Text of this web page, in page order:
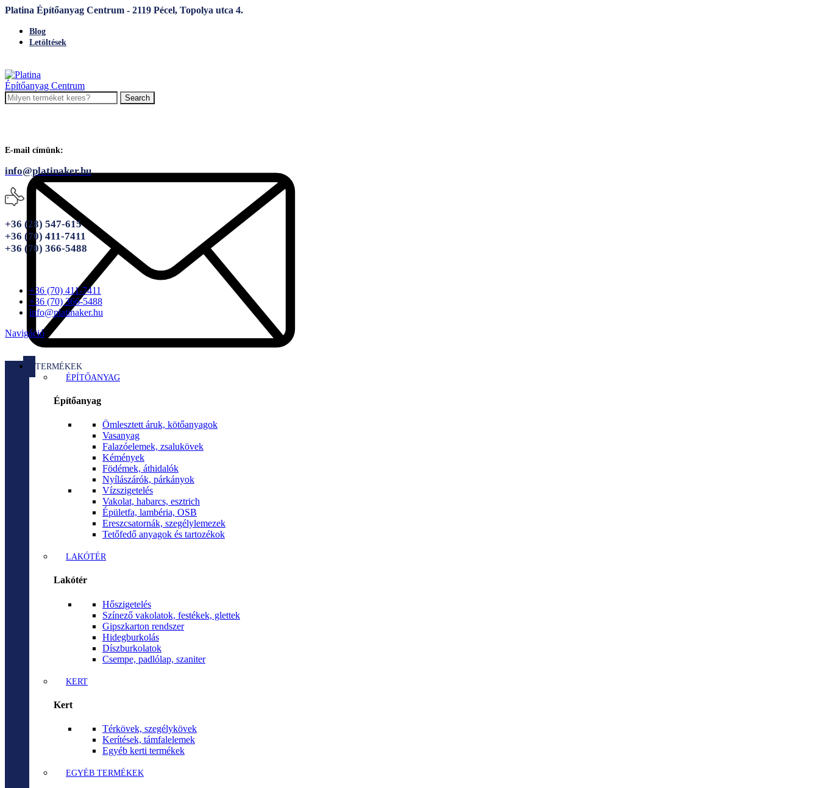
Platina Építőanyag Centrum - 2119 Pécel, Topolya utca 4.
Blog
Letöltések
Search
E-mail címünk:
info@platinaker.hu
+36 (28) 547-615
+36 (70) 411-7411
+36 (70) 366-5488
+36 (70) 411-7411
+36 (70) 366-5488
info@platinaker.hu
Navigáció
TERMÉKEK
ÉPÍTŐANYAG
Építőanyag
Ömlesztett áruk, kötőanyagok
Vasanyag
Falazóelemek, zsalukövek
Kémények
Födémek, áthidalók
Nyílászárók, párkányok
Vízszigetelés
Vakolat, habarcs, esztrich
Épületfa, lambéria, OSB
Ereszcsatornák, szegélylemezek
Tetőfedő anyagok és tartozékok
LAKÓTÉR
Lakótér
Hőszigetelés
Színező vakolatok, festékek, glettek
Gipszkarton rendszer
Hidegburkolás
Díszburkolatok
Csempe, padlólap, szaniter
KERT
Kert
Térkövek, szegélykövek
Kerítések, támfalelemek
Egyéb kerti termékek
EGYÉB TERMÉKEK